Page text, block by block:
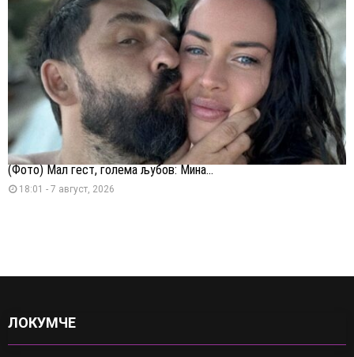
(Фото) Мал гест, голема љубов: Мина...
18:01 - 7 август, 2026
ЛОКУМЧЕ